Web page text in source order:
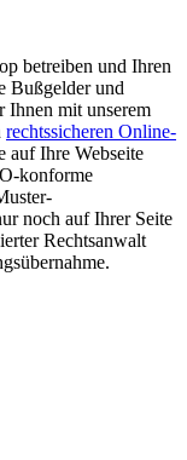
betreiben und Ihren
Bußgelder und
Ihnen mit unserem
rechtssicheren Online-
auf Ihre Webseite
konforme
noch auf Ihrer Seite
Rechtsanwalt